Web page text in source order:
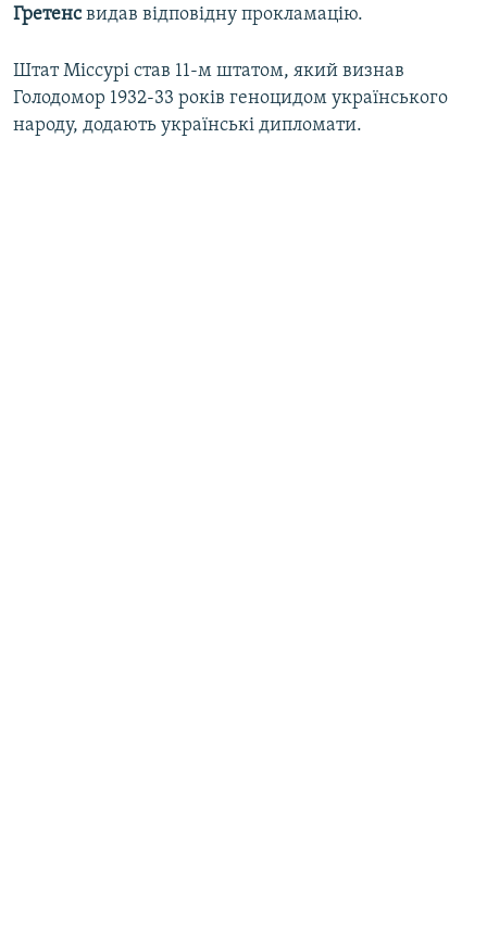
Гретенсвидав відповідну прокламацію.
Штат Міссурі став 11-м штатом, який визнав
Голодомор 1932-33 років геноцидом українського
народу, додають українські дипломати.